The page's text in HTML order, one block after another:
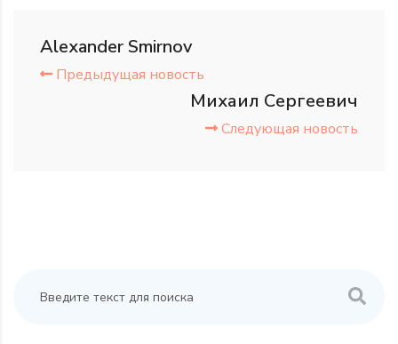
Alexander Smirnov
Предыдущая новость
Михаил Сергеевич
Следующая новость